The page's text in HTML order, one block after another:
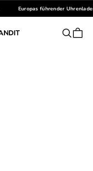
Europas führender
Suchen